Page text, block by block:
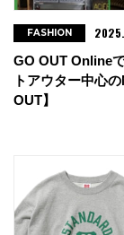
GO OUT Online
トアウター中心
OUT】
FASHION